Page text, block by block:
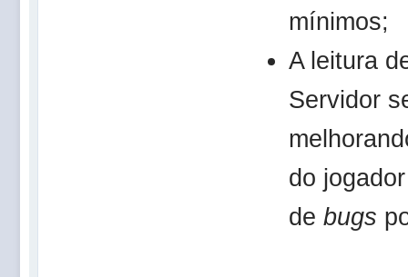
mínimos;
A leitura
Servidor
do
de bugs